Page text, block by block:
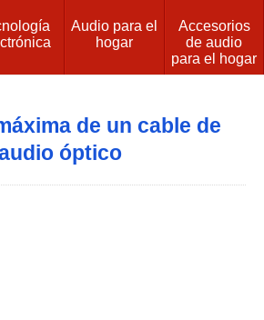
Audio para el
hogar
Accesorios
de audio
para el hogar
de un cable de
óptico